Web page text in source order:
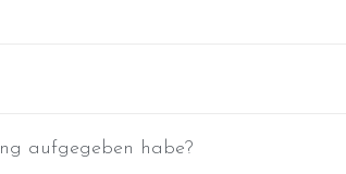
aufgegeben habe?